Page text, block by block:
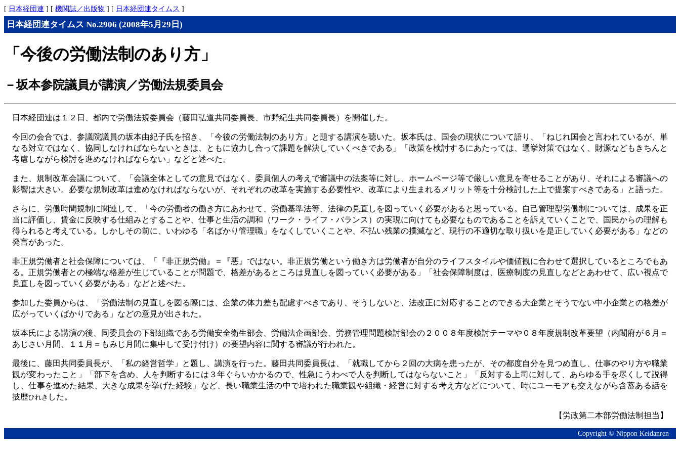
[ 日本経団連 ] [ 機関誌／出版物 ] [ 日本経団連タイムス ]
日本経団連タイムス No.2906 (2008年5月29日)
「今後の労働法制のあり方」
－坂本参院議員が講演／労働法規委員会
日本経団連は１２日、都内で労働法規委員会（藤田弘道共同委員長、市野紀生共同委員長）を開催した。
今回の会合では、参議院議員の坂本由紀子氏を招き、「今後の労働法制のあり方」と題する講演を聴いた。坂本氏は、国会の現状について語り、「ねじれ国会と言われているが、単
なる対立ではなく、協同しなければならないときは、ともに協力し合って課題を解決していくべきである」「政策を検討するにあたっては、選挙対策ではなく、財源などもきちんと
考慮しながら検討を進めなければならない」などと述べた。
また、規制改革会議について、「会議全体としての意見ではなく、委員個人の考えで審議中の法案等に対し、ホームページ等で厳しい意見を寄せることがあり、それによる審議への
影響は大きい。必要な規制改革は進めなければならないが、それぞれの改革を実施する必要性や、改革により生まれるメリット等を十分検討した上で提案すべきである」と語った。
さらに、労働時間規制に関連して、「今の労働者の働き方にあわせて、労働基準法等、法律の見直しを図っていく必要があると思っている。自己管理型労働制については、成果を正
当に評価し、賃金に反映する仕組みとすることや、仕事と生活の調和（ワーク・ライフ・バランス）の実現に向けても必要なものであることを訴えていくことで、国民からの理解も
得られると考えている。しかしその前に、いわゆる「名ばかり管理職」をなくしていくことや、不払い残業の撲滅など、現行の不適切な取り扱いを是正していく必要がある」などの
発言があった。
非正規労働者と社会保障については、「『非正規労働』＝『悪』ではない。非正規労働という働き方は労働者が自分のライフスタイルや価値観に合わせて選択しているところでもあ
る。正規労働者との極端な格差が生じていることが問題で、格差があるところは見直しを図っていく必要がある」「社会保障制度は、医療制度の見直しなどとあわせて、広い視点で
見直しを図っていく必要がある」などと述べた。
参加した委員からは、「労働法制の見直しを図る際には、企業の体力差も配慮すべきであり、そうしないと、法改正に対応することのできる大企業とそうでない中小企業との格差が
広がっていくばかりである」などの意見が出された。
坂本氏による講演の後、同委員会の下部組織である労働安全衛生部会、労働法企画部会、労務管理問題検討部会の２００８年度検討テーマや０８年度規制改革要望（内閣府が６月＝
あじさい月間、１１月＝もみじ月間に集中して受け付け）の要望内容に関する審議が行われた。
最後に、藤田共同委員長が、「私の経営哲学」と題し、講演を行った。藤田共同委員長は、「就職してから２回の大病を患ったが、その都度自分を見つめ直し、仕事のやり方や職業
観が変わったこと」「部下を含め、人を判断するには３年ぐらいかかるので、性急にうわべで人を判断してはならないこと」「反対する上司に対して、あらゆる手を尽くして説得
し、仕事を進めた結果、大きな成果を挙げた経験」など、長い職業生活の中で培われた職業観や組織・経営に対する考え方などについて、時にユーモアも交えながら含蓄ある話を
披歴ひれき した。
【労政第二本部労働法制担当】
Copyright © Nippon Keidanren